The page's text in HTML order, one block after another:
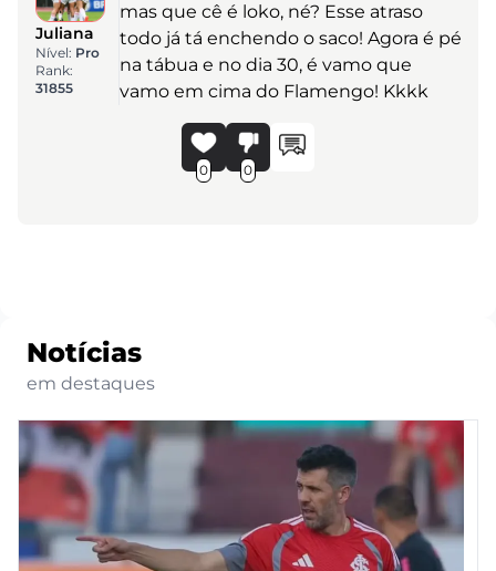
Juliana
Nível: Pro
Rank:
31855
mas que cê é loko, né? Esse atraso
todo já tá enchendo o saco! Agora é pé
na tábua e no dia 30, é vamo que
vamo em cima do Flamengo! Kkkk
0 0
Notícias
em destaques